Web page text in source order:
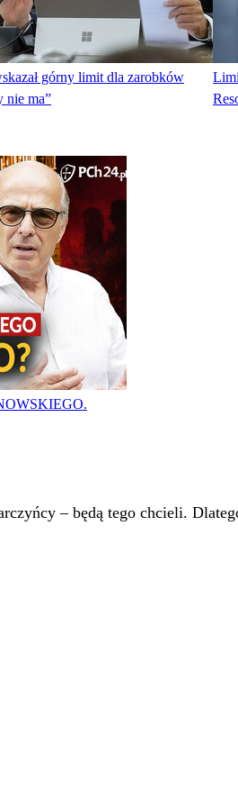
górny limit dla zarobków
nie ma”
– będą tego chcieli.